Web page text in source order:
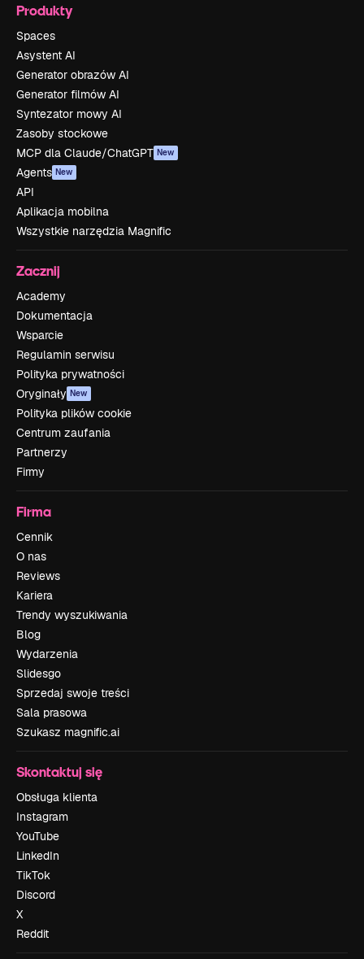
Produkty
Spaces
Asystent AI
Generator obrazów AI
Generator filmów AI
Syntezator mowy AI
Zasoby stockowe
MCP dla Claude/ChatGPT New
Agents New
API
Aplikacja mobilna
Wszystkie narzędzia Magnific
Zacznij
Academy
Dokumentacja
Wsparcie
Regulamin serwisu
Polityka prywatności
Oryginały New
Polityka plików cookie
Centrum zaufania
Partnerzy
Firmy
Firma
Cennik
O nas
Reviews
Kariera
Trendy wyszukiwania
Blog
Wydarzenia
Slidesgo
Sprzedaj swoje treści
Sala prasowa
Szukasz magnific.ai
Skontaktuj się
Obsługa klienta
Instagram
YouTube
LinkedIn
TikTok
Discord
X
Reddit